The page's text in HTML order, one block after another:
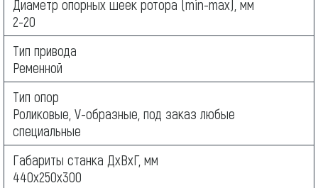
Диаметр опорных шеек ротора (min-max), мм
2-20
Тип привода
Ременной
Тип опор
Роликовые, V-образные, под заказ любые
специальные
Габариты станка ДхВхГ, мм
440х250х300